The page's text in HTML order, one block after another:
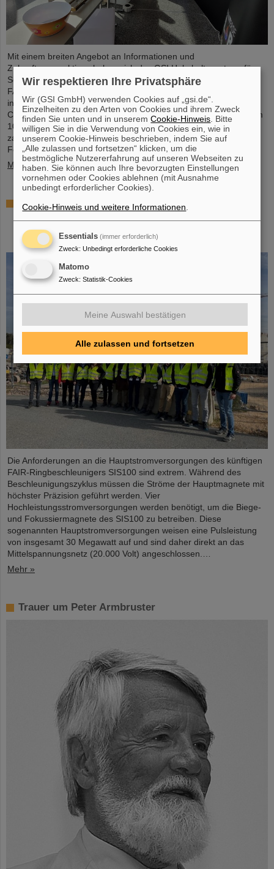
Mit einem breiten Angebot an Informationen und
Zukunftsperspektiven haben sich das GSI Helmholtzzentrum für
Schwerionenforschung und das künftige Beschleunigerzentrum
FAIR, das derzeit bei GSI in Darmstadt entsteht, an dem
internationalen Innovationskongress „Curious – Future Inside
Conference“ beteiligt. Die interdisziplinäre Veranstaltung fand vom
10. bis 11. Juli in der Rheingoldhalle in Mainz statt und zog
zahlreiche renommierte Bildungsinstitutionen,
Forschungseinrichtungen und...
Mehr »
Förderung und Erhalt von Technologie-Knowhow
Business und Commonwealth Fusion Systems
besuchen GSI
Die Anforderungen an die Hauptstromversorgungen des künftigen
FAIR-Ringbeschleunigers SIS100 sind extrem. Während des
Beschleunigungszyklus müssen die Ströme der Hauptmagnete mit
höchster Präzision geführt werden. Vier
Hochleistungsstromversorgungen werden benötigt, um die Biege-
und Fokussiermagnete des SIS100 zu betreiben. Diese
sogenannten Hauptstromversorgungen weisen eine Pulsleistung
von insgesamt 30 Megawatt auf und sind daher direkt an das
Mittelspannungsnetz (20.000 Volt) angeschlossen.…
Mehr »
Trauer um Peter Armbruster
Wir respektieren Ihre Privatsphäre
Wir (GSI GmbH) verwenden Cookies auf „gsi.de“.
Einzelheiten zu den Arten von Cookies und ihrem Zweck
finden Sie unten und in unseremCookie-Hinweis . Bitte
willigen Sie in die Verwendung von Cookies ein, wie in
unserem Cookie-Hinweis beschrieben, indem Sie auf
„Alle zulassen und fortsetzen“ klicken, um die
bestmögliche Nutzererfahrung auf unseren Webseiten zu
haben. Sie können auch Ihre bevorzugten Einstellungen
vornehmen oder Cookies ablehnen (mit Ausnahme
unbedingt erforderlicher Cookies).
Cookie-Hinweis und weitere Informationen
Essentials (immer erforderlich)
Zweck: Unbedingt erforderliche Cookies
Matomo
Zweck: Statistik-Cookies
Meine Auswahl bestätigen
Alle zulassen und fortsetzen